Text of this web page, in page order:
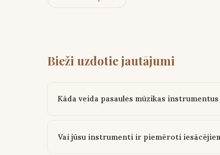
Bieži uzdotie jautājumi
Kāda veida pasaules mūzikas
Vai jūsu instrumenti ir piemēroti